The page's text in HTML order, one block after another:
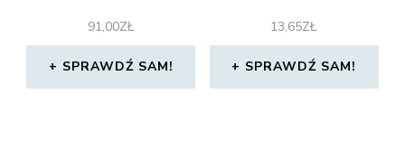
91,00ZŁ
SPRAWDŹ SAM!
13,65ZŁ
SPRAWDŹ SAM!